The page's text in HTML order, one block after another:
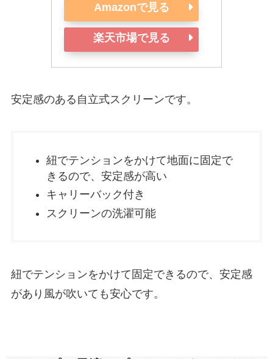
Amazonで見る
楽天市場で見る
安定感のある自立式スクリーンです。
紐でテンションをかけて地面に固定で
きるので、安定感が高い
キャリーバック付き
スクリーンの洗濯可能
紐でテンションをかけて固定できるので、安定感
があり風が吹いても安心です。